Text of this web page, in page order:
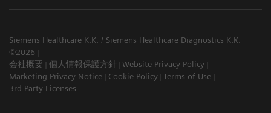
Siemens Healthcare K.K. / Siemens Healthcare Diagnostics K.K.
©2026
会社概要
個人情報保護方針
Website Privacy Policy
Marketing Privacy Notice
Cookie Policy Terms of Use
3rd Party Licenses